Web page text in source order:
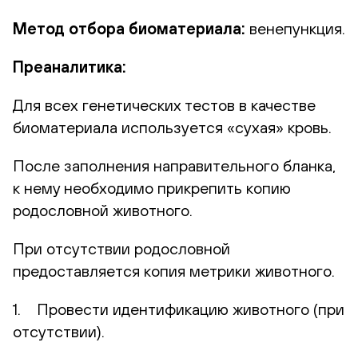
Метод отбора биоматериала: венепункция.
Преаналитика:
Для всех генетических тестов в качестве
биоматериала используется «сухая» кровь.
После заполнения направительного бланка,
к нему необходимо прикрепить копию
родословной животного.
При отсутствии родословной
предоставляется копия метрики животного.
1. Провести идентификацию животного (при
отсутствии).